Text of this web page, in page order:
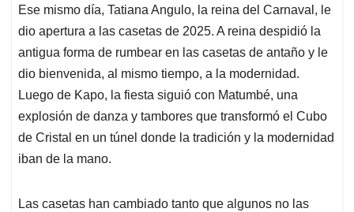
Ese mismo día, Tatiana Angulo, la reina del Carnaval, le
dio apertura a las casetas de 2025. A reina despidió la
antigua forma de rumbear en las casetas de antaño y le
dio bienvenida, al mismo tiempo, a la modernidad.
Luego de Kapo, la fiesta siguió con Matumbé, una
explosión de danza y tambores que transformó el Cubo
de Cristal en un túnel donde la tradición y la modernidad
iban de la mano.
Las casetas han cambiado tanto que algunos no las